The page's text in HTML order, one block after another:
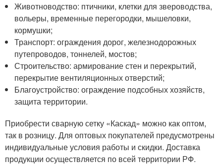
Животноводство: птичники, клетки для звероводства,
вольеры, временные перегородки, мышеловки,
кормушки;
Транспорт: ограждения дорог, железнодорожных
путепроводов, тоннелей, мостов;
Строительство: армирование стен и перекрытий,
перекрытие вентиляционных отверстий;
Благоустройство: ограждение подсобных хозяйств,
защита территории.
Приобрести сварную сетку «Каскад» можно как оптом,
так в розницу. Для оптовых покупателей предусмотрены
индивидуальные условия работы и скидки. Доставка
продукции осуществляется по всей территории РФ.